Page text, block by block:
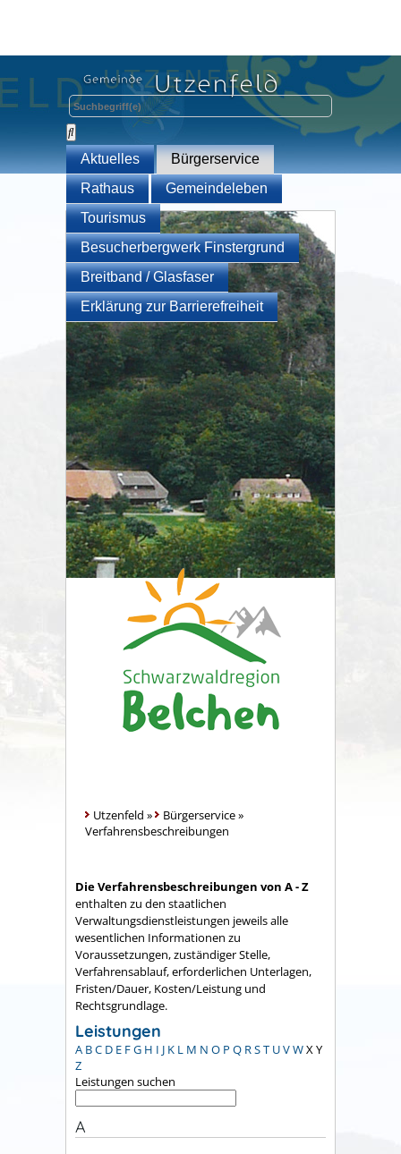
Aktuelles
Bürgerservice
Rathaus
Gemeindeleben
Tourismus
Besucherbergwerk Finstergrund
Breitband / Glasfaser
Erklärung zur Barrierefreiheit
Utzenfeld » Bürgerservice»
Verfahrensbeschreibungen
Die Verfahrensbeschreibungen von A - Z
enthalten zu den staatlichen
Verwaltungsdienstleistungen jeweils alle
wesentlichen Informationen zu
Voraussetzungen, zuständiger Stelle,
Verfahrensablauf, erforderlichen Unterlagen,
Fristen/Dauer, Kosten/Leistung und
Rechtsgrundlage.
Leistungen
A BC D E FG H I J K L M N O P Q RST UVWXY
Z
Leistungen suchen
A